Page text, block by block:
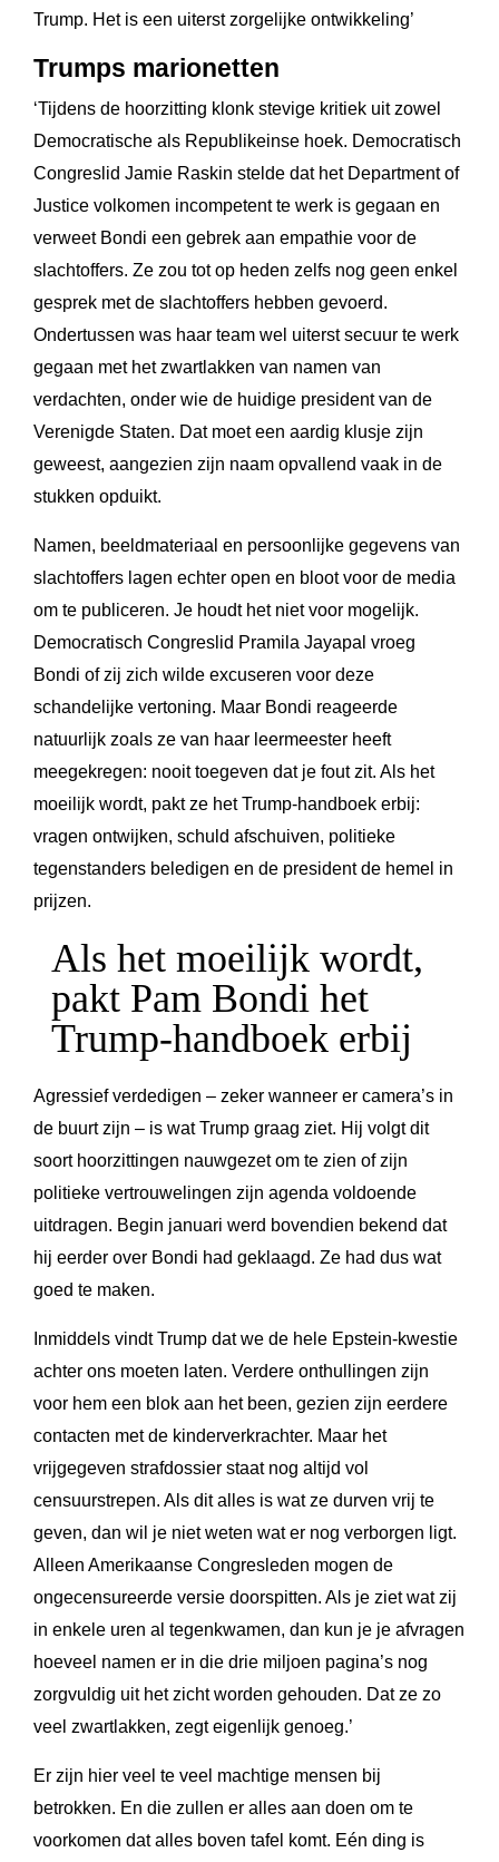
Trump. Het is een uiterst zorgelijke ontwikkeling’
Trumps marionetten
‘Tijdens de hoorzitting klonk stevige kritiek uit zowel
Democratische als Republikeinse hoek. Democratisch
Congreslid Jamie Raskin stelde dat het Department of
Justice volkomen incompetent te werk is gegaan en
verweet Bondi een gebrek aan empathie voor de
slachtoffers. Ze zou tot op heden zelfs nog geen enkel
gesprek met de slachtoffers hebben gevoerd.
Ondertussen was haar team wel uiterst secuur te werk
gegaan met het zwartlakken van namen van
verdachten, onder wie de huidige president van de
Verenigde Staten. Dat moet een aardig klusje zijn
geweest, aangezien zijn naam opvallend vaak in de
stukken opduikt.
Namen, beeldmateriaal en persoonlijke gegevens van
slachtoffers lagen echter open en bloot voor de media
om te publiceren. Je houdt het niet voor mogelijk.
Democratisch Congreslid Pramila Jayapal vroeg
Bondi of zij zich wilde excuseren voor deze
schandelijke vertoning. Maar Bondi reageerde
natuurlijk zoals ze van haar leermeester heeft
meegekregen: nooit toegeven dat je fout zit. Als het
moeilijk wordt, pakt ze het Trump-handboek erbij:
vragen ontwijken, schuld afschuiven, politieke
tegenstanders beledigen en de president de hemel in
prijzen.
Als het moeilijk wordt,
pakt Pam Bondi het
Trump-handboek erbij
Agressief verdedigen – zeker wanneer er camera’s in
de buurt zijn – is wat Trump graag ziet. Hij volgt dit
soort hoorzittingen nauwgezet om te zien of zijn
politieke vertrouwelingen zijn agenda voldoende
uitdragen. Begin januari werd bovendien bekend dat
hij eerder over Bondi had geklaagd. Ze had dus wat
goed te maken.
Inmiddels vindt Trump dat we de hele Epstein-kwestie
achter ons moeten laten. Verdere onthullingen zijn
voor hem een blok aan het been, gezien zijn eerdere
contacten met de kinderverkrachter. Maar het
vrijgegeven strafdossier staat nog altijd vol
censuurstrepen. Als dit alles is wat ze durven vrij te
geven, dan wil je niet weten wat er nog verborgen ligt.
Alleen Amerikaanse Congresleden mogen de
ongecensureerde versie doorspitten. Als je ziet wat zij
in enkele uren al tegenkwamen, dan kun je je afvragen
hoeveel namen er in die drie miljoen pagina’s nog
zorgvuldig uit het zicht worden gehouden. Dat ze zo
veel zwartlakken, zegt eigenlijk genoeg.’
Er zijn hier veel te veel machtige mensen bij
betrokken. En die zullen er alles aan doen om te
voorkomen dat alles boven tafel komt. Eén ding is